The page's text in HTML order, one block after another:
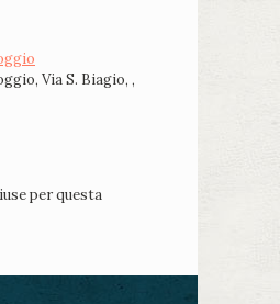
Via S. Biagio, ,
per questa